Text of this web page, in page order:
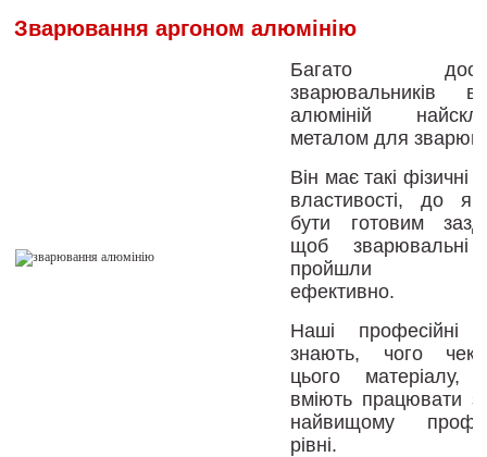
Зварювання аргоном алюмінію
Багато
зварювальників
алюміній
металом для
Він має такі фізичні
властивості, до
бути готовим
щоб зварювальні
пройшли
ефективно.
Наші професійні
знають, чого
цього матеріалу,
вміють працювати
найвищому
рівні.